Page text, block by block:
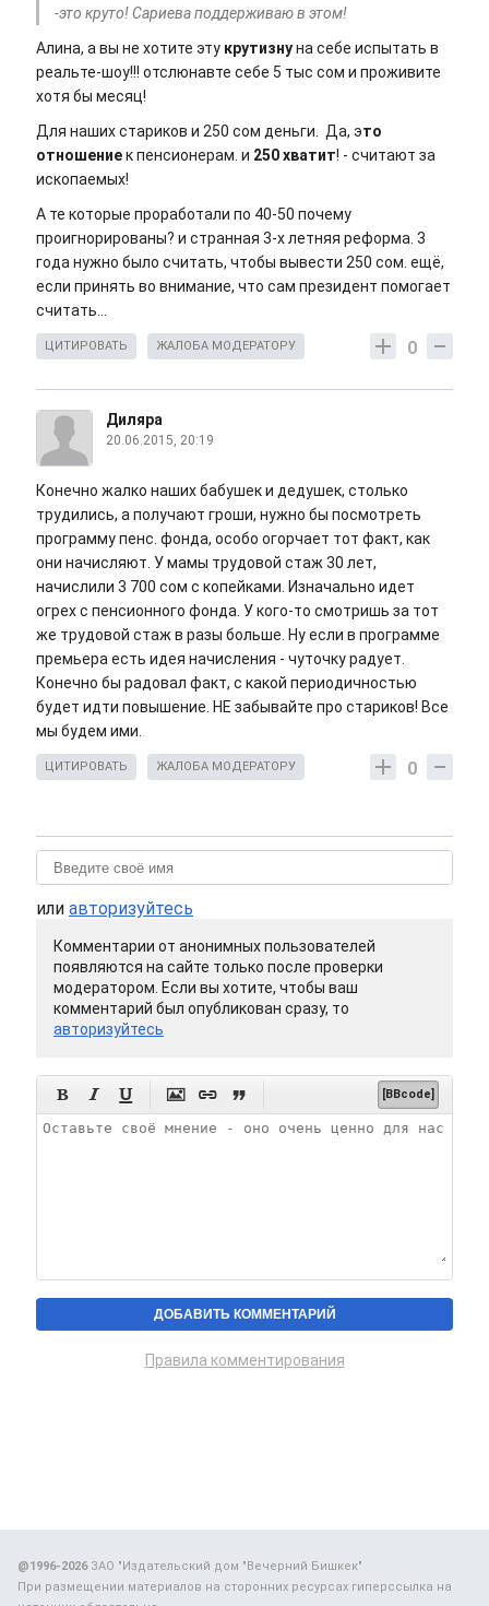
-это круто! Сариева поддерживаю в этом!
Алина, а вы не хотите эту крутизнуна себе испытать в
реальте-шоу!!! отслюнавте себе 5 тыс сом и проживите
хотя бы месяц!
Для наших стариков и 250 сом деньги. Да, это
отношениек пенсионерам. и 250 хватит! - считают за
ископаемых!
А те которые проработали по 40-50 почему
проигнорированы? и странная 3-х летняя реформа. 3
года нужно было считать, чтобы вывести 250 сом. ещё,
если принять во внимание, что сам президент помогает
считать...
0
ЦИТИРОВАТЬ ЖАЛОБА МОДЕРАТОРУ
Диляра
20.06.2015, 20:19
Конечно жалко наших бабушек и дедушек, столько
трудились, а получают гроши, нужно бы посмотреть
программу пенс. фонда, особо огорчает тот факт, как
они начисляют. У мамы трудовой стаж 30 лет,
начислили 3 700 сом с копейками. Изначально идет
огрех с пенсионного фонда. У кого-то смотришь за тот
же трудовой стаж в разы больше. Ну если в программе
премьера есть идея начисления - чуточку радует.
Конечно бы радовал факт, с какой периодичностью
будет идти повышение. НЕ забывайте про стариков! Все
мы будем ими.
0
ЦИТИРОВАТЬ ЖАЛОБА МОДЕРАТОРУ
или авторизуйтесь
Комментарии от анонимных пользователей
появляются на сайте только после проверки
модератором. Если вы хотите, чтобы ваш
комментарий был опубликован сразу, то
авторизуйтесь
      [BBcode]
Правила комментирования
@1996-2026ЗАО "Издательский дом "Вечерний Бишкек"
При размещении материалов на сторонних ресурсах гиперссылка на